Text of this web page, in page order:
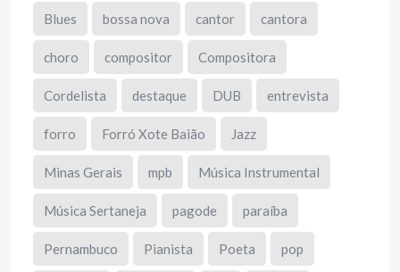
Blues bossa nova cantor cantora
choro compositor Compositora
Cordelista destaque DUB entrevista
forro Forró Xote Baião Jazz
Minas Gerais mpb Música Instrumental
Música Sertaneja pagode paraíba
Pernambuco Pianista Poeta pop